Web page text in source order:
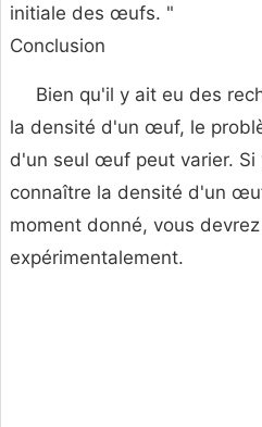
initiale des œufs. "
Conclusion
Bien qu'il y ait eu des
la densité d'un œuf, le
d'un seul œuf peut varier. Si
connaître la densité d'un
moment donné, vous
expérimentalement.